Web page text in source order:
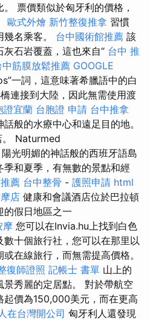
票價類似於匈牙利的價格，
歐式外燴 新竹整復推拿 習慣
幾名乘客。 台中國術館推薦 該
石岩覆蓋，這也來自“ 台中 推
中筋膜放鬆推薦 GOOGLE
一詞，這意味著希臘語中的白
連接到大陸，因此無需使用渡
證宜蘭 台胞證 申請 台中推拿
般的水療中心和遠足目的地。
。 Naturmed
光明媚的神話般的西班牙語島
和夏季，有無數的景點和經
薦 台中整骨 - 護照申請 html
店 健康和會議酒店位於巴拉頓
的假日地區之一
摩 您可以在Invia.hu上找到白色
十個旅行社，您可以在那里以
在線旅行，而無需提高價格。
復師證照 記帳士 書單 山上的
秀麗的定居點。 對於帶航空
起價為150,000美元，而在更高
在台灣開公司 匈牙利人還發現